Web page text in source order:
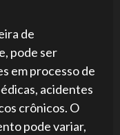
de
pode ser
em processo de
acidentes
crônicos. O
pode variar,